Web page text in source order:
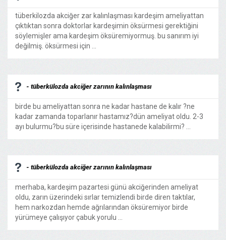
tüberkilozda akciğer zar kalınlaşması kardeşim ameliyattan
çıktıktan sonra doktorlar kardeşimin öksürmesi gerektiğini
söylemişler ama kardeşim öksüremiyormuş. bu sanırım iyi
değilmiş. öksürmesi için ...
- tüberkülozda akciğer zarının kalınlaşması
birde bu ameliyattan sonra ne kadar hastane de kalır ?ne
kadar zamanda toparlanır hastamız?dün ameliyat oldu. 2-3
ayı bulurmu?bu süre içerisinde hastanede kalabilirmi? ...
- tüberkülozda akciğer zarının kalınlaşması
merhaba, kardeşim pazartesi günü akciğerinden ameliyat
oldu, zarın üzerindeki sırlar temizlendi birde diren taktılar,
hem narkozdan hemde ağrılarından öksüremiyor birde
yürümeye çalışıyor çabuk yorulu ...